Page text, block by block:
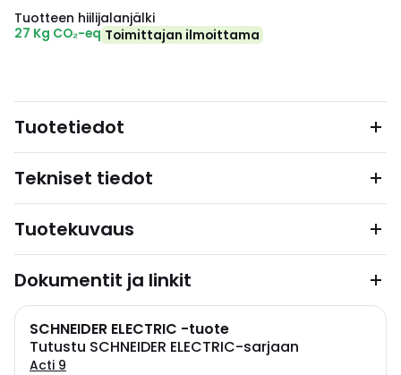
Tuotteen hiilijalanjälki
27 Kg CO₂-eq Toimittajan ilmoittama
Tuotetiedot
Tekniset tiedot
Tuotekuvaus
Dokumentit ja linkit
SCHNEIDER ELECTRIC -tuote
Tutustu SCHNEIDER ELECTRIC-sarjaan
Acti 9